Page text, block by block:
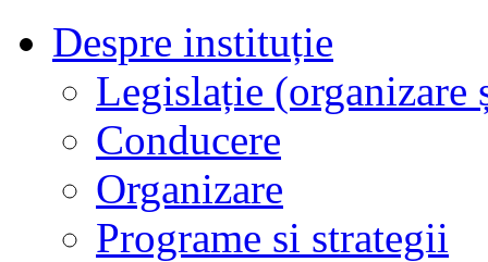
Despre instituție
Legislație
Conducere
Organizare
Programe si strategii